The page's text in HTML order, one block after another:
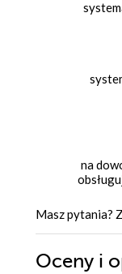
na
Masz pytania?
Oceny i